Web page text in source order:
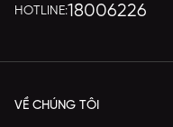
HOTLINE:18006226
VỀ CHÚNG TÔI